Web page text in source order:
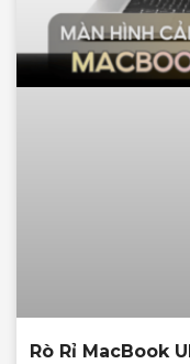
Rò Rỉ MacBook